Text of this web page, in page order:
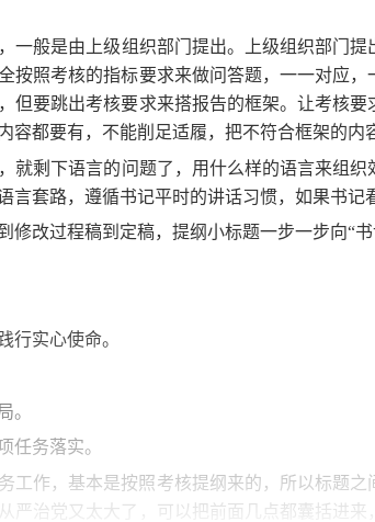
一般是由上级组织部门提出。上级组织部门
照考核的指标要求来做问答题，一一对应，
但要跳出考核要求来搭报告的框架。让考核
都要有，不能削足适履，把不符合框架的内
就剩下语言的问题了，用什么样的语言来组
言套路，遵循书记平时的讲话习惯，如果书
改过程稿到定稿，提纲小标题一步一步向“
行实心使命。
。
任务落实。
工作，基本是按照考核提纲来的，所以标题
治党又太大了，可以把前面几点都囊括进来